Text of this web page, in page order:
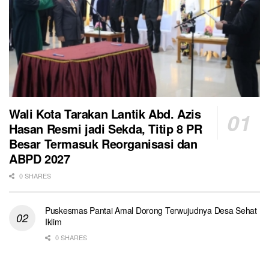
Wali Kota Tarakan Lantik Abd. Azis
Hasan Resmi jadi Sekda, Titip 8 PR
Besar Termasuk Reorganisasi dan
ABPD 2027
0 SHARES
Puskesmas Pantai Amal Dorong Terwujudnya Desa Sehat
Iklim
0 SHARES